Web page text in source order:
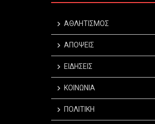
ΑΘΛΗΤΙΣΜΟΣ
ΑΠΟΨΕΙΣ
ΕΙΔΗΣΕΙΣ
ΚΟΙΝΩΝΙΑ
ΠΟΛΙΤΙΚΗ